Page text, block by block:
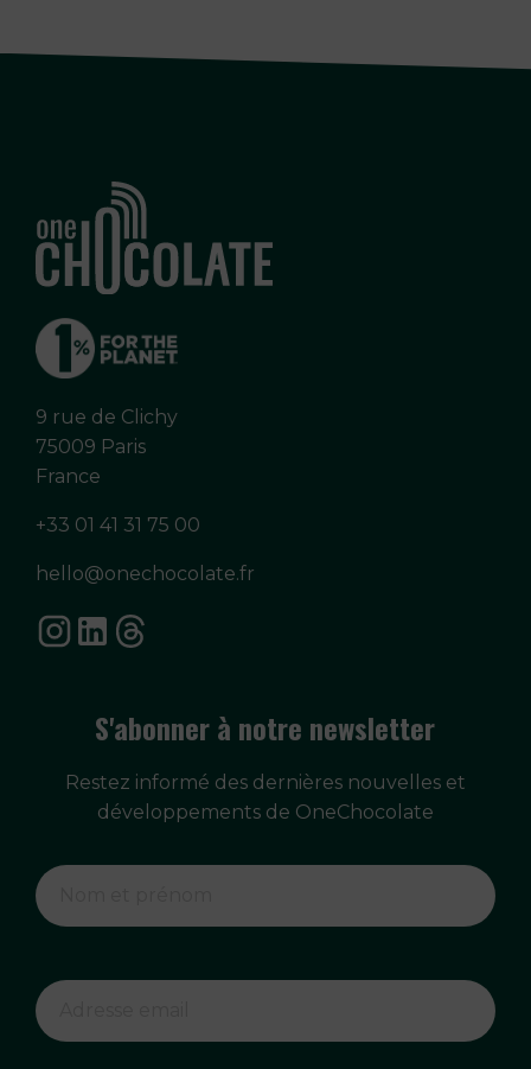
9 rue de Clichy
75009 Paris
France
+33 01 41 31 75 00
hello@onechocolate.fr
S'abonner à notre newsletter
Restez informé des dernières nouvelles et
développements de OneChocolate